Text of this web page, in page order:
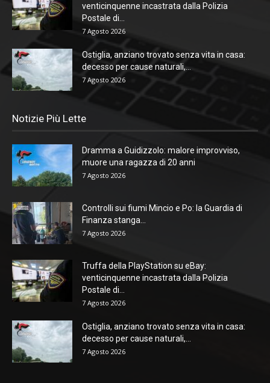
venticinquenne incastrata dalla Polizia
Postale di...
7 Agosto 2026
Ostiglia, anziano trovato senza vita in casa:
decesso per cause naturali,...
7 Agosto 2026
Notizie Più Lette
Dramma a Guidizzolo: malore improvviso,
muore una ragazza di 20 anni
7 Agosto 2026
Controlli sui fiumi Mincio e Po: la Guardia di
Finanza stanga...
7 Agosto 2026
Truffa della PlayStation su eBay:
venticinquenne incastrata dalla Polizia
Postale di...
7 Agosto 2026
Ostiglia, anziano trovato senza vita in casa:
decesso per cause naturali,...
7 Agosto 2026